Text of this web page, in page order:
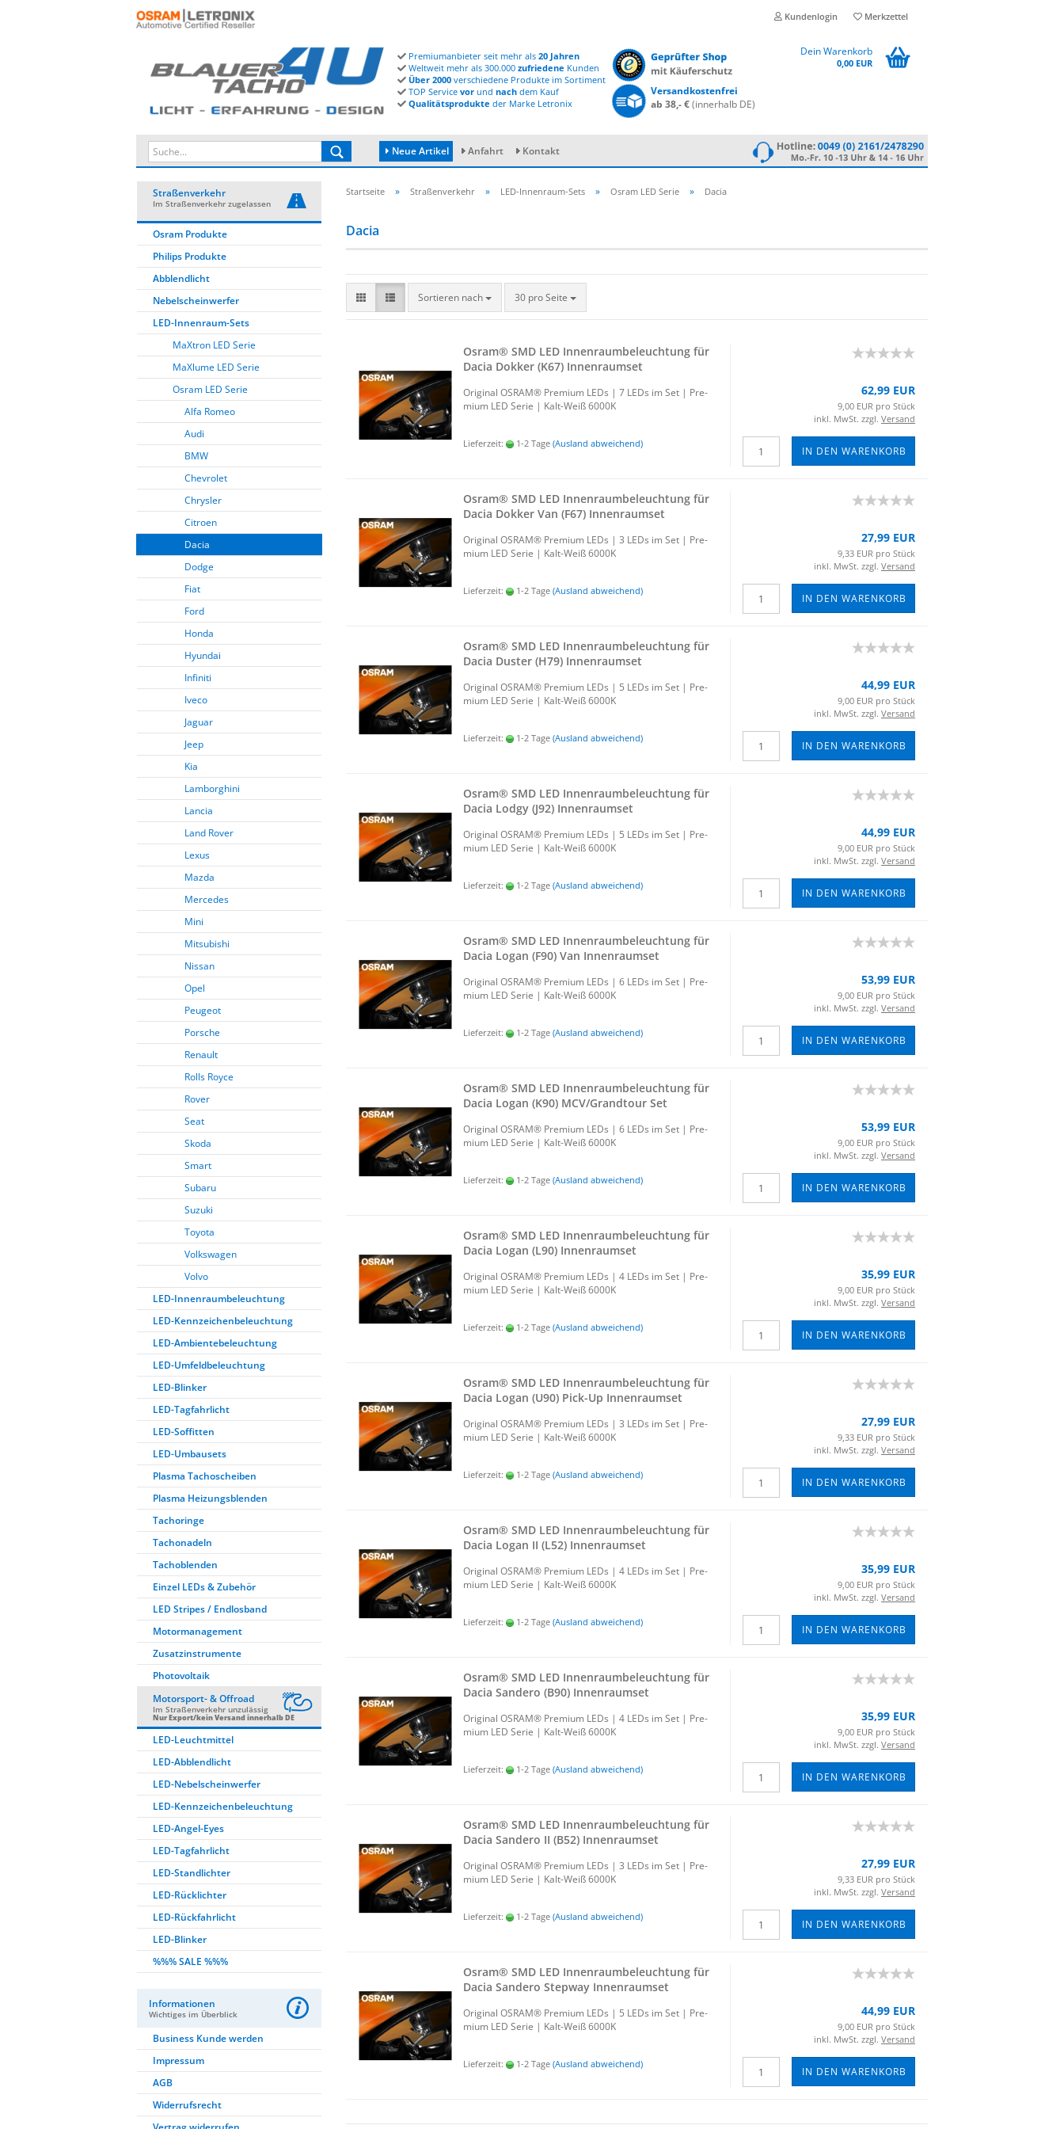
Kundenlogin Merkzettel
Premiumanbieter seit mehr als 20 Jahren
Weltweit mehr als 300.000 zufriedene Kunden
Über 2000 verschiedene Produkte im Sortiment
TOP Service vor und nach dem Kauf
Qualitätsprodukte der Marke Letronix
Versandkostenfrei
ab 38,- €(innerhalb DE)
Dein Warenkorb
0,00 EUR
Neue Artikel Anfahrt Kontakt
Startseite » Straßenverkehr » LED-Innenraum-Sets » Osram LED Serie » Dacia
Dacia
Sortieren nach 30 pro Seite
Osram® SMD LED In­nen­raum­be­leuch­tung für
Dacia Dok­ker (K67) In­nen­ra­um­set
Ori­gi­nal OSRAM® Pre­mi­um LEDs | 7 LEDs im Set | Pre­
mi­um LED Serie | Kalt-​Weiß 6000K
Lieferzeit: 1-2 Tage (Ausland abweichend)
62,99 EUR
9,00 EUR pro Stück
inkl. MwSt. zzgl. Versand
IN DEN WARENKORB
Osram® SMD LED In­nen­raum­be­leuch­tung für
Dacia Dok­ker Van (F67) In­nen­ra­um­set
Ori­gi­nal OSRAM® Pre­mi­um LEDs | 3 LEDs im Set | Pre­
mi­um LED Serie | Kalt-​Weiß 6000K
Lieferzeit: 1-2 Tage (Ausland abweichend)
27,99 EUR
9,33 EUR pro Stück
inkl. MwSt. zzgl. Versand
IN DEN WARENKORB
Osram® SMD LED In­nen­raum­be­leuch­tung für
Dacia Dus­ter (H79) In­nen­ra­um­set
Ori­gi­nal OSRAM® Pre­mi­um LEDs | 5 LEDs im Set | Pre­
mi­um LED Serie | Kalt-​Weiß 6000K
Lieferzeit: 1-2 Tage (Ausland abweichend)
44,99 EUR
9,00 EUR pro Stück
inkl. MwSt. zzgl. Versand
IN DEN WARENKORB
Osram® SMD LED In­nen­raum­be­leuch­tung für
Dacia Lodgy (J92) In­nen­ra­um­set
Ori­gi­nal OSRAM® Pre­mi­um LEDs | 5 LEDs im Set | Pre­
mi­um LED Serie | Kalt-​Weiß 6000K
Lieferzeit: 1-2 Tage (Ausland abweichend)
44,99 EUR
9,00 EUR pro Stück
inkl. MwSt. zzgl. Versand
IN DEN WARENKORB
Osram® SMD LED In­nen­raum­be­leuch­tung für
Dacia Logan (F90) Van In­nen­ra­um­set
Ori­gi­nal OSRAM® Pre­mi­um LEDs | 6 LEDs im Set | Pre­
mi­um LED Serie | Kalt-​Weiß 6000K
Lieferzeit: 1-2 Tage (Ausland abweichend)
53,99 EUR
9,00 EUR pro Stück
inkl. MwSt. zzgl. Versand
IN DEN WARENKORB
Osram® SMD LED In­nen­raum­be­leuch­tung für
Dacia Logan (K90) MCV/Grand­tour Set
Ori­gi­nal OSRAM® Pre­mi­um LEDs | 6 LEDs im Set | Pre­
mi­um LED Serie | Kalt-​Weiß 6000K
Lieferzeit: 1-2 Tage (Ausland abweichend)
53,99 EUR
9,00 EUR pro Stück
inkl. MwSt. zzgl. Versand
IN DEN WARENKORB
Osram® SMD LED In­nen­raum­be­leuch­tung für
Dacia Logan (L90) In­nen­ra­um­set
Ori­gi­nal OSRAM® Pre­mi­um LEDs | 4 LEDs im Set | Pre­
mi­um LED Serie | Kalt-​Weiß 6000K
Lieferzeit: 1-2 Tage (Ausland abweichend)
35,99 EUR
9,00 EUR pro Stück
inkl. MwSt. zzgl. Versand
IN DEN WARENKORB
Osram® SMD LED In­nen­raum­be­leuch­tung für
Dacia Logan (U90) Pick-​Up In­nen­ra­um­set
Ori­gi­nal OSRAM® Pre­mi­um LEDs | 3 LEDs im Set | Pre­
mi­um LED Serie | Kalt-​Weiß 6000K
Lieferzeit: 1-2 Tage (Ausland abweichend)
27,99 EUR
9,33 EUR pro Stück
inkl. MwSt. zzgl. Versand
IN DEN WARENKORB
Osram® SMD LED In­nen­raum­be­leuch­tung für
Dacia Logan II (L52) In­nen­ra­um­set
Ori­gi­nal OSRAM® Pre­mi­um LEDs | 4 LEDs im Set | Pre­
mi­um LED Serie | Kalt-​Weiß 6000K
Lieferzeit: 1-2 Tage (Ausland abweichend)
35,99 EUR
9,00 EUR pro Stück
inkl. MwSt. zzgl. Versand
IN DEN WARENKORB
Osram® SMD LED In­nen­raum­be­leuch­tung für
Dacia San­de­ro (B90) In­nen­ra­um­set
Ori­gi­nal OSRAM® Pre­mi­um LEDs | 4 LEDs im Set | Pre­
mi­um LED Serie | Kalt-​Weiß 6000K
Lieferzeit: 1-2 Tage (Ausland abweichend)
35,99 EUR
9,00 EUR pro Stück
inkl. MwSt. zzgl. Versand
IN DEN WARENKORB
Osram® SMD LED In­nen­raum­be­leuch­tung für
Dacia San­de­ro II (B52) In­nen­ra­um­set
Ori­gi­nal OSRAM® Pre­mi­um LEDs | 3 LEDs im Set | Pre­
mi­um LED Serie | Kalt-​Weiß 6000K
Lieferzeit: 1-2 Tage (Ausland abweichend)
27,99 EUR
9,33 EUR pro Stück
inkl. MwSt. zzgl. Versand
IN DEN WARENKORB
Osram® SMD LED In­nen­raum­be­leuch­tung für
Dacia San­de­ro Step­way In­nen­ra­um­set
Ori­gi­nal OSRAM® Pre­mi­um LEDs | 5 LEDs im Set | Pre­
mi­um LED Serie | Kalt-​Weiß 6000K
Lieferzeit: 1-2 Tage (Ausland abweichend)
44,99 EUR
9,00 EUR pro Stück
inkl. MwSt. zzgl. Versand
IN DEN WARENKORB
Straßenverkehr
Im Straßenverkehr zugelassen
Osram Produkte
Philips Produkte
Abblendlicht
Nebelscheinwerfer
LED-Innenraum-Sets
MaXtron LED Serie
MaXlume LED Serie
Osram LED Serie
Alfa Romeo
Audi
BMW
Chevrolet
Chrysler
Citroen
Dacia
Dodge
Fiat
Ford
Honda
Hyundai
Infiniti
Iveco
Jaguar
Jeep
Kia
Lamborghini
Lancia
Land Rover
Lexus
Mazda
Mercedes
Mini
Mitsubishi
Nissan
Opel
Peugeot
Porsche
Renault
Rolls Royce
Rover
Seat
Skoda
Smart
Subaru
Suzuki
Toyota
Volkswagen
Volvo
LED-Innenraumbeleuchtung
LED-Kennzeichenbeleuchtung
LED-Ambientebeleuchtung
LED-Umfeldbeleuchtung
LED-Blinker
LED-Tagfahrlicht
LED-Soffitten
LED-Umbausets
Plasma Tachoscheiben
Plasma Heizungsblenden
Tachoringe
Tachonadeln
Tachoblenden
Einzel LEDs & Zubehör
LED Stripes / Endlosband
Motormanagement
Zusatzinstrumente
Photovoltaik
Motorsport- & Offroad
Im Straßenverkehr unzulässig
Nur Export/kein Versand innerhalb DE
LED-Leuchtmittel
LED-Abblendlicht
LED-Nebelscheinwerfer
LED-Kennzeichenbeleuchtung
LED-Angel-Eyes
LED-Tagfahrlicht
LED-Standlichter
LED-Rücklichter
LED-Rückfahrlicht
LED-Blinker
%%% SALE %%%
Informationen
Wichtiges im Überblick
Business Kunde werden
Impressum
AGB
Widerrufsrecht